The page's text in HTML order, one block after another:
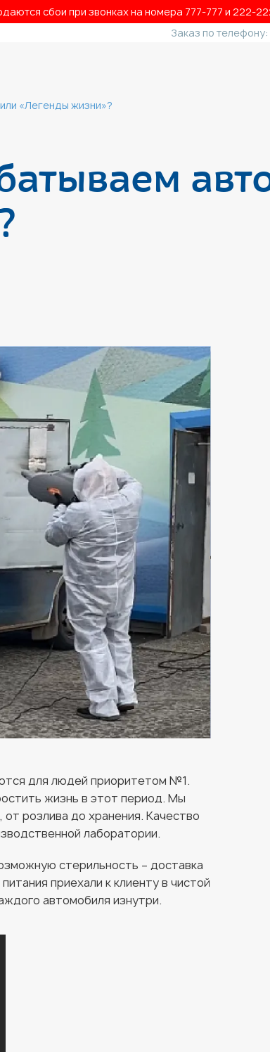
сбои при звонках на номера 777‑777 и
Заказ по телефону:
«Легенды жизни»?
для людей приоритетом №1.
жизнь в этот период. Мы
розлива до хранения. Качество
лаборатории.
стерильность – доставка
приехали к клиенту в чистой
автомобиля изнутри.